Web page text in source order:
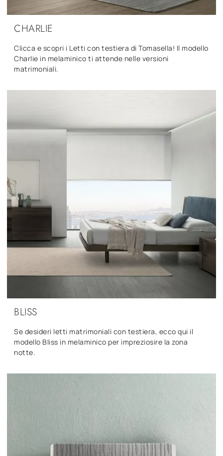
CHARLIE
Clicca e scopri i Letti con testiera di Tomasella! Il modello
Charlie in melaminico ti attende nelle versioni
matrimoniali.
BLISS
Se desideri letti matrimoniali con testiera, ecco qui il
modello Bliss in melaminico per impreziosire la zona
notte.